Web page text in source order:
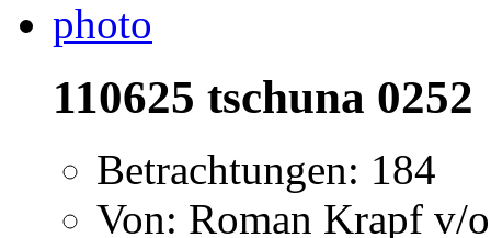
110625 tschuna 0252
Betrachtungen: 184
Von: Roman Krapf v/